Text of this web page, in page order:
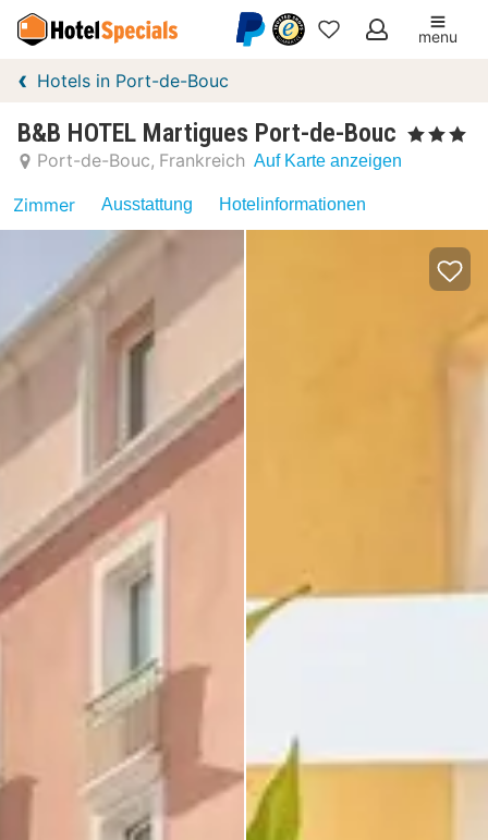
Meine
menu
Hotels in Port-de-Bouc
B&B HOTEL Martigues Port-de-Bouc , 3 Sterne
Port-de-Bouc Frankreich Auf Karte anzeigen
Zimmer Ausstattung Hotelinformationen